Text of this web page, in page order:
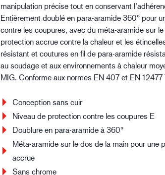
Logistique
manipulation précise tout en conservant
Entièrement doublé en para-aramide 360° pour
contre les coupures, avec du méta-aramide sur
protection accrue contre la chaleur et les
résistant et coutures en fil de para-aramide
au soudage et aux environnements à chaleur
MIG. Conforme aux normes EN 407 et EN 12477
Conception sans cuir
Niveau de protection contre les coupures E
Doublure en para-aramide à 360°
Méta-aramide sur le dos de la main pour une
accrue
Sans chrome